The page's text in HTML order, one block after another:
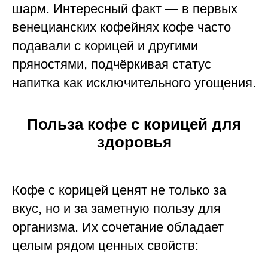
шарм. Интересный факт — в первых
венецианских кофейнях кофе часто
подавали с корицей и другими
пряностями, подчёркивая статус
напитка как исключительного угощения.
Польза кофе с корицей для
здоровья
Кофе с корицей ценят не только за
вкус, но и за заметную пользу для
организма. Их сочетание обладает
целым рядом ценных свойств: